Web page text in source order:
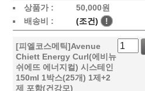
상품가 : 50,000원
배송비 :
(조건) !
[피엘코스메틱]Avenue
Chiett Energy Curl(에비뉴
쉬에뜨 에너지컬) 시스테인
150ml 1박스(25개) 1제+2
제 포함(건강모)